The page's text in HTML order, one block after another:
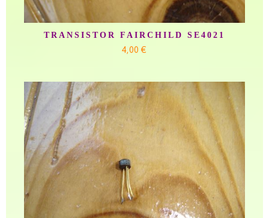
TRANSISTOR FAIRCHILD SE4021
4,00 €